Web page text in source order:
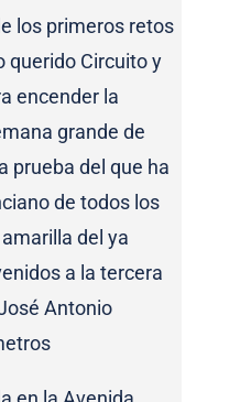
los primeros retos
querido Circuito y
encender la
grande de
prueba del que ha
de todos los
del ya
a la tercera
Antonio